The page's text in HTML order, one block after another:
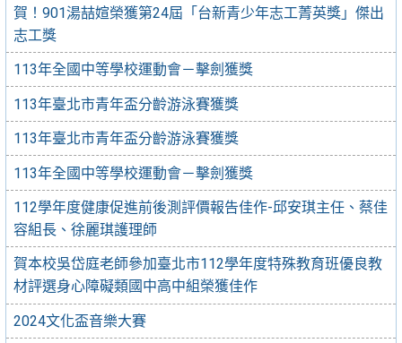
賀！901湯喆媗榮獲第24屆「台新青少年志工菁英獎」傑出
志工獎
113年全國中等學校運動會－擊劍獲獎
113年臺北市青年盃分齡游泳賽獲獎
113年臺北市青年盃分齡游泳賽獲獎
113年全國中等學校運動會－擊劍獲獎
112學年度健康促進前後測評價報告佳作-邱安琪主任、蔡佳
容組長、徐麗琪護理師
賀本校吳岱庭老師參加臺北市112學年度特殊教育班優良教
材評選身心障礙類國中高中組榮獲佳作
2024文化盃音樂大賽